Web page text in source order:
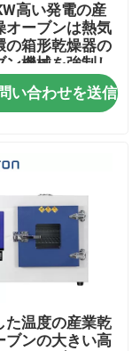
高い発電の産
オーブンは熱気
の箱形乾燥器の
ン機械を強制し
い合わせを送信
た温度の産業乾
ブンの大きい高